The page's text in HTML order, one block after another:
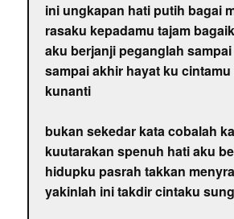
ini ungkapan hati putih bagai
rasaku kepadamu tajam
aku berjanji peganglah
sampai akhir hayat ku cintamu
kunanti
bukan sekedar kata cobalah
kuutarakan spenuh hati aku
hidupku pasrah takkan
yakinlah ini takdir cintaku